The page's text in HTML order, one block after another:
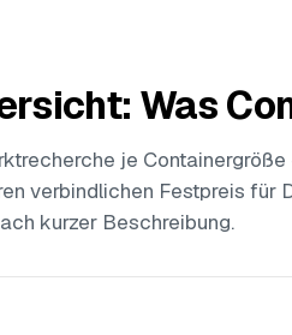
Was
je
verbindlichen Festpreis für
kurzer Beschreibung.